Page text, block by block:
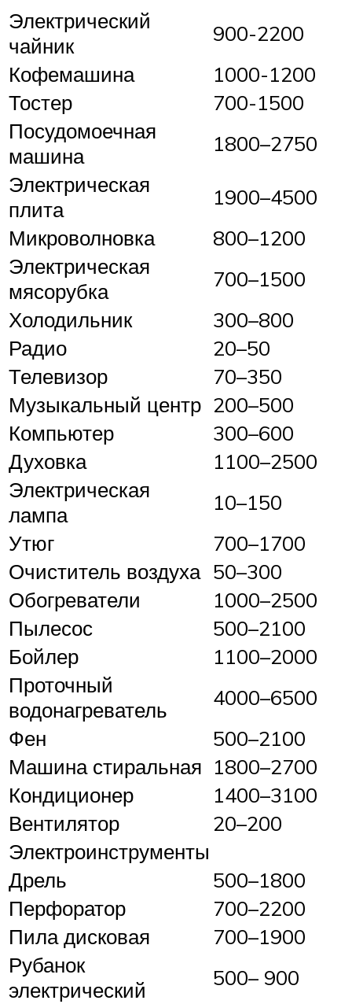
Электрический
чайник
900-2200
Кофемашина
1000-1200
Тостер
700-1500
Посудомоечная
машина
1800–2750
Электрическая
плита
1900–4500
Микроволновка
800–1200
Электрическая
мясорубка
700–1500
Холодильник
300–800
Радио
20–50
Телевизор
70–350
Музыкальный центр 200–500
Компьютер
300–600
Духовка
1100–2500
Электрическая
лампа
10–150
Утюг
700–1700
Очиститель воздуха 50–300
Обогреватели
1000–2500
Пылесос
500–2100
Бойлер
1100–2000
Проточный
водонагреватель
4000–6500
Фен
500–2100
Машина стиральная 1800–2700
Кондиционер
1400–3100
Вентилятор
20–200
Электроинструменты
Дрель
500–1800
Перфоратор
700–2200
Пила дисковая
700–1900
Рубанок
электрический
500– 900